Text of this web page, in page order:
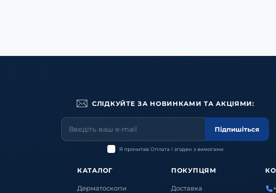
СЛІДКУЙТЕ ЗА НОВИНКАМИ ТА АКЦІЯМИ:
Підпишіться
Я прочитав Оплата і згоден з вимогами
КАТАЛОГ
Дерматоскопи
ПОКУПЦЯМ
Доставка